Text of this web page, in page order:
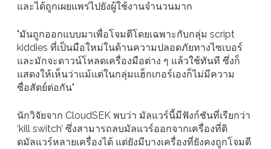
และได้ถูกเผยแพร่ไปยังผู้ใช้งานจำนวนมาก
"มันถูกออกแบบมาเพื่อโจมตีโดยเฉพาะกับกลุ่ม script
kiddies ที่เป็นมือใหม่ในด้านความปลอดภัยทางไซเบอร์
และมักจะดาวน์โหลดเครื่องมือต่าง ๆ แล้วใช้ทันที ซึ่งก็
แสดงให้เห็นว่าแม้แต่ในกลุ่มแฮ็กเกอร์เองก็ไม่มีความ
ซื่อสัตย์ต่อกัน"
นักวิจัยจาก CloudSEK พบว่า มัลแวร์นี้มีฟังก์ชันที่เรียกว่า
‘kill switch’ ซึ่งสามารถลบมัลแวร์ออกจากเครื่องที่ติ
ดมัลแวร์หลายเครื่องได้ แต่ยังมีบางเครื่องที่ยังคงถูกโจมตี